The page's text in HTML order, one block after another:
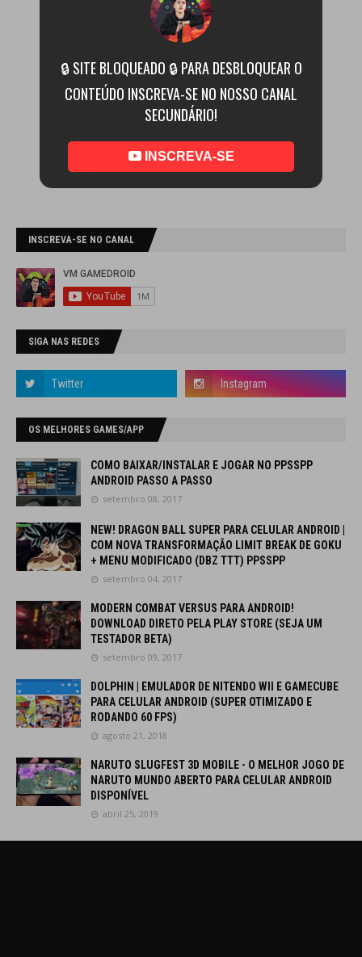
INSCREVA-SE NO CANAL
SIGA NAS REDES
OS MELHORES GAMES/APP
COMO BAIXAR/INSTALAR E JOGAR NO PPSSPP
ANDROID PASSO A PASSO
setembro 08, 2017
NEW! DRAGON BALL SUPER PARA CELULAR ANDROID |
COM NOVA TRANSFORMAÇÃO LIMIT BREAK DE GOKU
+ MENU MODIFICADO (DBZ TTT) PPSSPP
setembro 04, 2017
MODERN COMBAT VERSUS PARA ANDROID!
DOWNLOAD DIRETO PELA PLAY STORE (SEJA UM
TESTADOR BETA)
setembro 09, 2017
DOLPHIN | EMULADOR DE NITENDO WII E GAMECUBE
PARA CELULAR ANDROID (SUPER OTIMIZADO E
RODANDO 60 FPS)
agosto 21, 2018
NARUTO SLUGFEST 3D MOBILE - O MELHOR JOGO DE
NARUTO MUNDO ABERTO PARA CELULAR ANDROID
DISPONÍVEL
abril 25, 2019
🔒 SITE BLOQUEADO 🔒 PARA DESBLOQUEAR O
CONTEÚDO INSCREVA-SE NO NOSSO CANAL
SECUNDÁRIO!
INSCREVA-SE